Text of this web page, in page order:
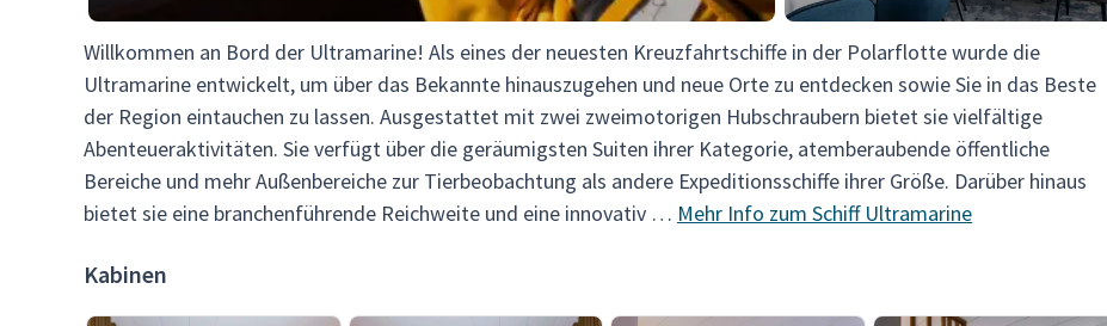
Willkommen an Bord der Ultramarine! Als eines der neuesten Kreuzfahrtschiffe in der Polarflotte wurde die
Ultramarine entwickelt, um über das Bekannte hinauszugehen und neue Orte zu entdecken sowie Sie in das Beste
der Region eintauchen zu lassen. Ausgestattet mit zwei zweimotorigen Hubschraubern bietet sie vielfältige
Abenteueraktivitäten. Sie verfügt über die geräumigsten Suiten ihrer Kategorie, atemberaubende öffentliche
Bereiche und mehr Außenbereiche zur Tierbeobachtung als andere Expeditionsschiffe ihrer Größe. Darüber hinaus
bietet sie eine branchenführende Reichweite und eine innovativ … Mehr Info zum Schiff Ultramarine
Kabinen